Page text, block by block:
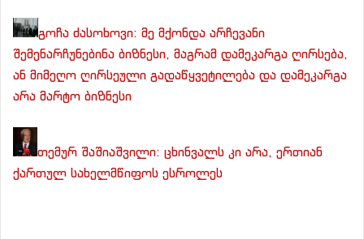
გოჩა ძასოხოვი: მე მქონდა არჩევანი
შემენარჩუნებინა ბიზნესი, მაგრამ დამეკარგა ღირსება,
ან მიმეღო ღირსეული გადაწყვეტილება და დამეკარგა
არა მარტო ბიზნესი
თემურ შაშიაშვილი: ცხინვალს კი არა, ერთიან
ქართულ სახელმწიფოს ესროლეს